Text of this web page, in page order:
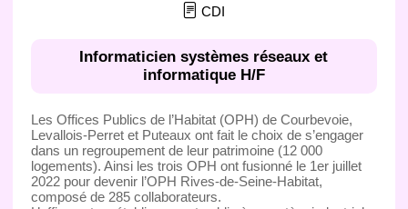
CDI
Informaticien systèmes réseaux et
informatique H/F
Les Offices Publics de l’Habitat (OPH) de Courbevoie,
Levallois-Perret et Puteaux ont fait le choix de s’engager
dans un regroupement de leur patrimoine (12 000
logements). Ainsi les trois OPH ont fusionné le 1er juillet
2022 pour devenir l’OPH Rives-de-Seine-Habitat,
composé de 285 collaborateurs.